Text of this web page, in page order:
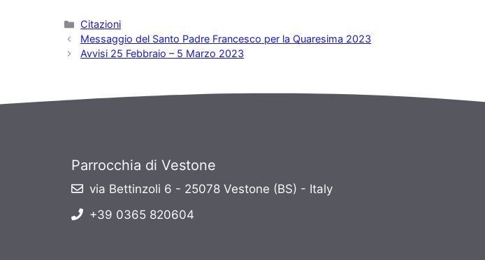
Categorie
Citazioni
Messaggio del Santo Padre Francesco per la Quaresima 2023
Avvisi 25 Febbraio – 5 Marzo 2023
Parrocchia di Vestone
via Bettinzoli 6 - 25078 Vestone (BS) - Italy
+39 0365 820604